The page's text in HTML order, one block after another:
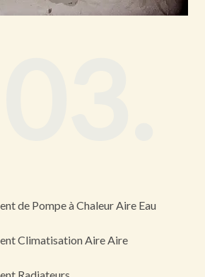
de Pompe à Chaleur Aire Eau
Climatisation Aire Aire